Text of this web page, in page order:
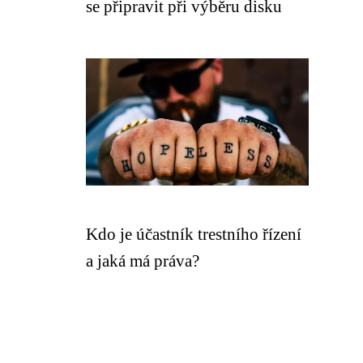
se připravit při výběru disku
Kdo je účastník trestního řízení
a jaká má práva?